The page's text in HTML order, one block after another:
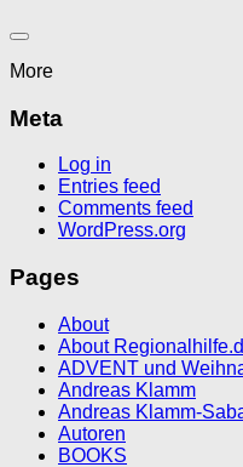
More
Meta
Log in
Entries feed
Comments feed
WordPress.org
Pages
About
About
ADVENT und
Andreas Klamm
Andreas Klamm-
Autoren
BOOKS